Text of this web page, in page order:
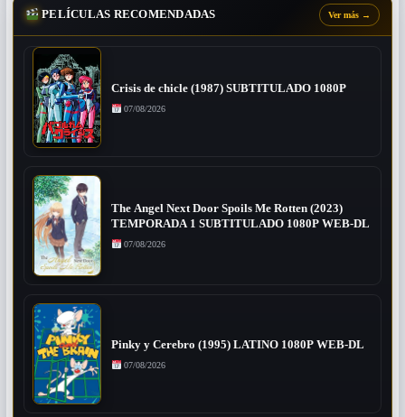
PELÍCULAS RECOMENDADAS Ver más →
Crisis de chicle (1987) SUBTITULADO 1080P
07/08/2026
The Angel Next Door Spoils Me Rotten (2023)
TEMPORADA 1 SUBTITULADO 1080P WEB-DL
07/08/2026
Pinky y Cerebro (1995) LATINO 1080P WEB-DL
07/08/2026